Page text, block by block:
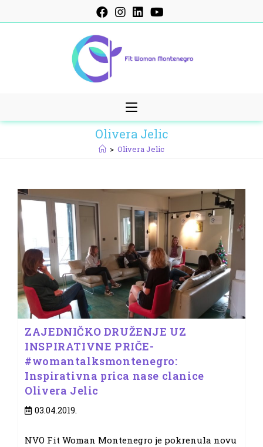
to
Olivera Jelic
> Olivera Jelic
ZAJEDNIČKO DRUŽENJE UZ
INSPIRATIVNE PRIČE-
#womantalksmontenegro:
Inspirativna prica nase clanice
Olivera Jelic
Post
03.04.2019.
NVO Fit Woman Montenegro je pokrenula novu